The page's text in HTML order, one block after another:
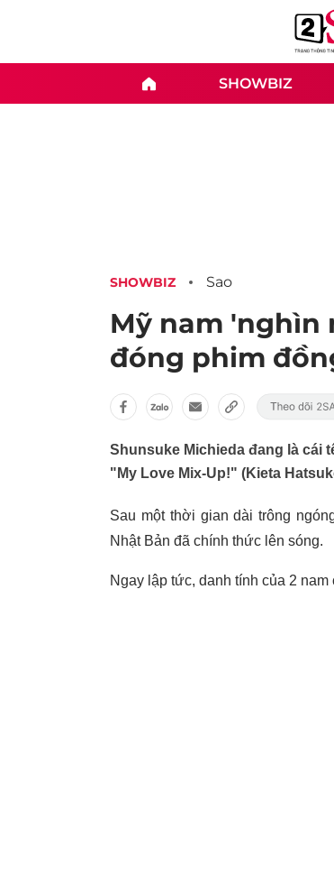
SHOWBIZ
SHOWBIZ Sao
Mỹ nam 'nghìn
đóng phim
Shunsuke Michieda đang là cái
"My Love Mix-Up!" (Kieta
Sau một thời gian dài trông
Nhật Bản đã chính thức lên sóng.
Ngay lập tức, danh tính của 2